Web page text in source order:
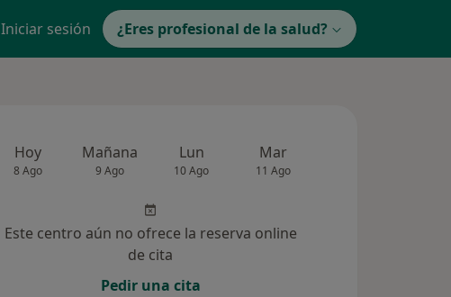
Iniciar sesión ¿Eres profesional de la salud?
Hoy
8 Ago
Mañana
9 Ago
Lun
10 Ago
Mar
11 Ago
Este centro aún no ofrece la reserva online
de cita
Pedir una cita